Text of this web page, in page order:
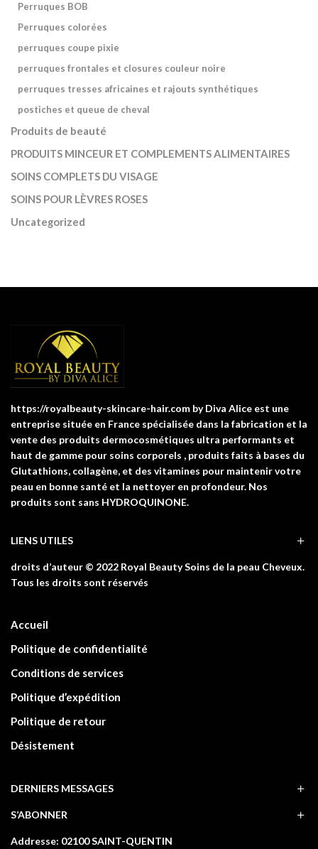
Perruques BOB
Perruques colorées
perruques coupe pixie
perruques frontales et closures couleur noire
perruques tresses africaines et rajouts synthétiques
postiches et queue de cheval
Produits de beauté
PRODUITS MINCEUR ET COMPLEMENTS ALIMENTAIRES
SOINS COMPLETS DU VISAGE
SOINS POUR LÈVRES ROSES
Uncategorized
https://royalbeauty-skincare-hair.com by Diva Alice est une
entreprise située en France spécialisée dans la fabrication et la
vente des produits dermocosmétiques ultra performants et
haut de gamme pour soins corporels , produits faits à bases du
Glutathions, collagène, et des vitamines pour maintenir votre
peau en bonne santé et la nettoyer en profondeur. Nos
produits sont sans HYDROQUINONE.
LIENS UTILES
droits d’auteur © 2022 Royal Beauty Soins de la peau Cheveux.
Tous les droits sont réservés
Accueil
Politique de confidentialité
Conditions de services
Politique d’expédition
Politique de retour
Désistement
DERNIERS MESSAGES
S’ABONNER
Addresse: 02100 SAINT-QUENTIN